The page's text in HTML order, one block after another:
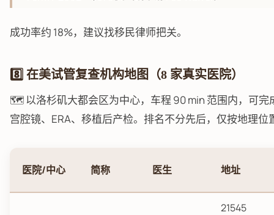
成功率约 18%，建议找移民律师把关。
8️⃣ 在美试管复查机构地图（8 家真实医院）
🗺️ 以洛杉矶大都会区为中心，车程 90 min 范围内，可完
宫腔镜、ERA、移植后产检。排名不分先后，仅按地理位
医院/中心 简称 医生 地址
21545